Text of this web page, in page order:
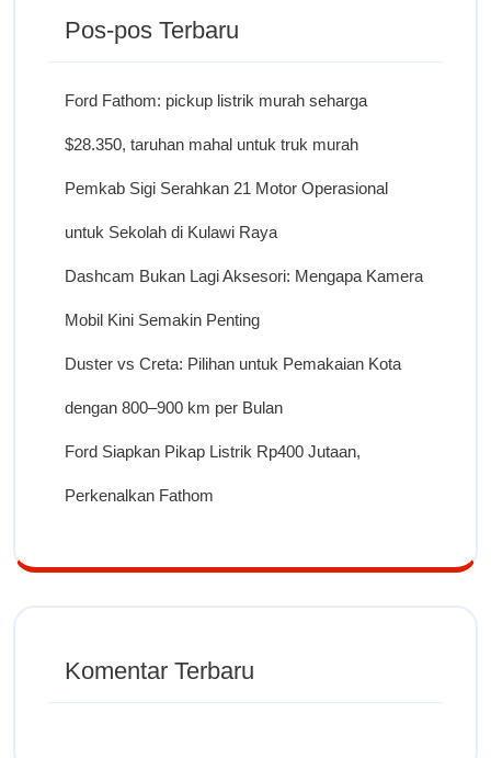
Pos-pos Terbaru
Ford Fathom: pickup listrik murah seharga
$28.350, taruhan mahal untuk truk murah
Pemkab Sigi Serahkan 21 Motor Operasional
untuk Sekolah di Kulawi Raya
Dashcam Bukan Lagi Aksesori: Mengapa Kamera
Mobil Kini Semakin Penting
Duster vs Creta: Pilihan untuk Pemakaian Kota
dengan 800–900 km per Bulan
Ford Siapkan Pikap Listrik Rp400 Jutaan,
Perkenalkan Fathom
Komentar Terbaru